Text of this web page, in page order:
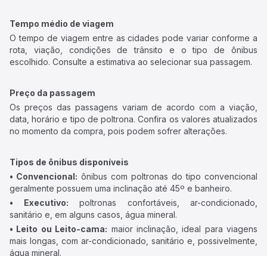
Tempo médio de viagem
O tempo de viagem entre as cidades pode variar conforme a
rota, viação, condições de trânsito e o tipo de ônibus
escolhido. Consulte a estimativa ao selecionar sua passagem.
Preço da passagem
Os preços das passagens variam de acordo com a viação,
data, horário e tipo de poltrona. Confira os valores atualizados
no momento da compra, pois podem sofrer alterações.
Tipos de ônibus disponíveis
• Convencional: ônibus com poltronas do tipo convencional
geralmente possuem uma inclinação até 45º e banheiro.
• Executivo: poltronas confortáveis, ar-condicionado,
sanitário e, em alguns casos, água mineral.
• Leito ou Leito-cama: maior inclinação, ideal para viagens
mais longas, com ar-condicionado, sanitário e, possivelmente,
água mineral.